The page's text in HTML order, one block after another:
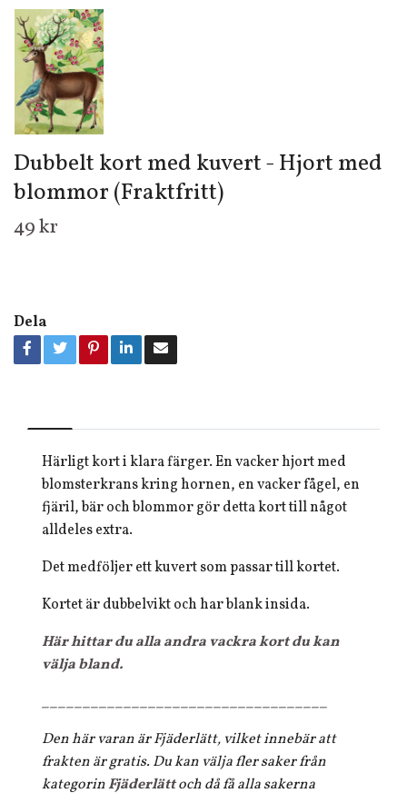
Dubbelt kort med kuvert - Hjort med
blommor (Fraktfritt)
49 kr
Dela
Härligt kort i klara färger. En vacker hjort med
blomsterkrans kring hornen, en vacker fågel, en
fjäril, bär och blommor gör detta kort till något
alldeles extra.
Det medföljer ett kuvert som passar till kortet.
Kortet är dubbelvikt och har blank insida.
Här hittar du alla andra vackra kort du kan
välja bland.
___________________________________
Den här varan är Fjäderlätt, vilket innebär att
frakten är gratis. Du kan välja fler saker från
kategorinFjäderlättoch då få alla sakerna